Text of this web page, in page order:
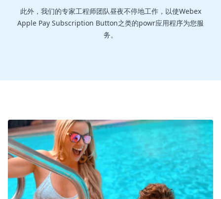
此外，我们的专家工程师团队昼夜不停地工作，以使Webex
Apple Pay Subscription Button之类的powr应用程序为您服
务。